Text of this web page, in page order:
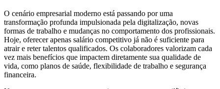
O cenário empresarial moderno está passando por uma
transformação profunda impulsionada pela digitalização, novas
formas de trabalho e mudanças no comportamento dos profissionais.
Hoje, oferecer apenas salário competitivo já não é suficiente para
atrair e reter talentos qualificados. Os colaboradores valorizam cada
vez mais benefícios que impactem diretamente sua qualidade de
vida, como planos de saúde, flexibilidade de trabalho e segurança
financeira.